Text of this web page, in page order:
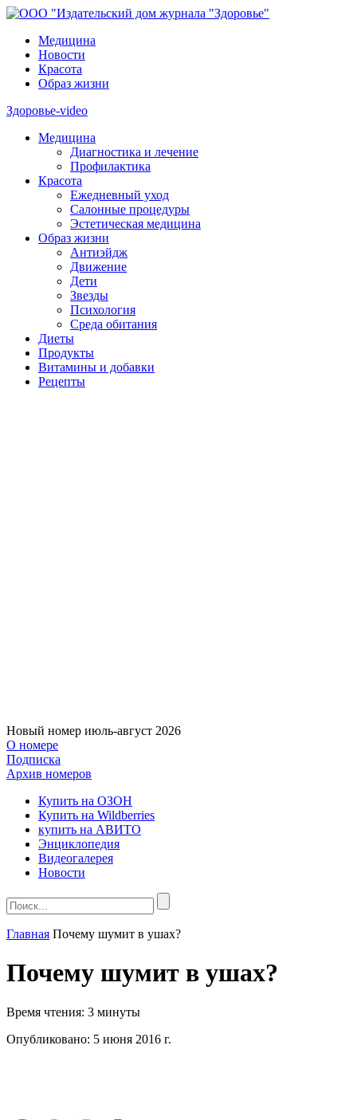
Медицина
Новости
Красота
Образ жизни
Здоровье-video
Медицина
Диагностика и лечение
Профилактика
Красота
Ежедневный уход
Салонные процедуры
Эстетическая медицина
Образ жизни
Антиэйдж
Движение
Дети
Звезды
Психология
Среда обитания
Диеты
Продукты
Витамины и добавки
Рецепты
Новый номер июль-август 2026
О номере
Подписка
Архив номеров
Купить на ОЗОН
Купить на Wildberries
купить на АВИТО
Энциклопедия
Видеогалерея
Новости
Главная Почему шумит в ушах?
Почему шумит в ушах?
Время чтения: 3 минуты
Опубликовано: 5 июня 2016 г.